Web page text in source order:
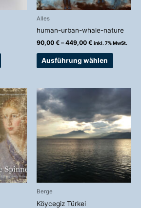
Alles
human-urban-whale-nature
90,00 € –449,00 € inkl. 7% MwSt.
Ausführung wählen
können
der
Berge
Köycegiz Türkei
Preisspanne:
498,00 €
Dieses
weist
mehrere
auf.
Die
Optionen
können